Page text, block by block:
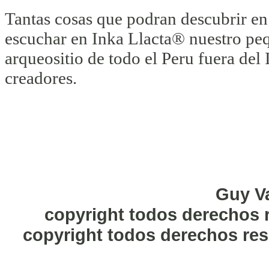
Tantas cosas que podran descubrir
escuchar en Inka Llacta® nuestro
arqueositio de todo el Peru fuera
creadores.
Guy
copyright todos derechos
copyright todos derechos